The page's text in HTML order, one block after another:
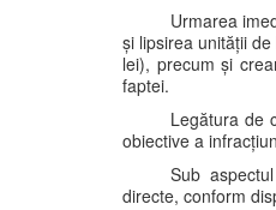
Urmarea
și lipsirea unității
lei), precum și
faptei.
Legătura de
obiective a
Sub
directe, conform